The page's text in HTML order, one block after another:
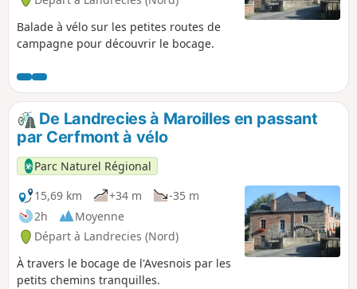
Balade à vélo sur les petites routes de
campagne pour découvrir le bocage.
De Landrecies à Maroilles en passant
par Cerfmont à vélo
Parc Naturel Régional
15,69 km
+34 m
-35 m
2h
Moyenne
Départ à Landrecies (Nord)
À travers le bocage de l'Avesnois par les
petits chemins tranquilles.